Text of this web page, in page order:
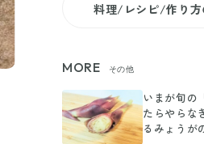
料理/レシピ/作り方
MORE その他
いまが旬の
たらやらな
るみょうが